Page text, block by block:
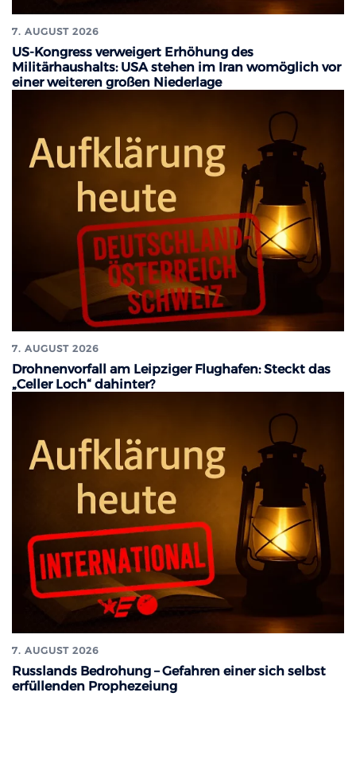
7. AUGUST 2026
US-Kongress verweigert Erhöhung des
Militärhaushalts: USA stehen im Iran womöglich vor
einer weiteren großen Niederlage
7. AUGUST 2026
Drohnenvorfall am Leipziger Flughafen: Steckt das
„Celler Loch“ dahinter?
7. AUGUST 2026
Russlands Bedrohung – Gefahren einer sich selbst
erfüllenden Prophezeiung